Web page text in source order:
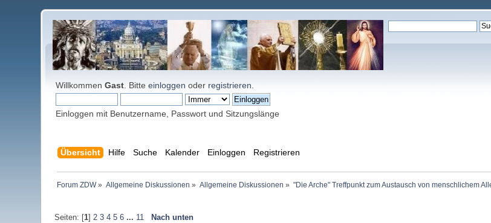
WillkommenGast . Bitteeinloggen oder registrieren
Einloggen mit Benutzername, Passwort und Sitzungslänge
Übersicht Hilfe Suche Kalender Einloggen Registrieren
Forum ZDW» Allgemeine Diskussionen » Allgemeine Diskussionen » "Die Arche" Treffpunkt zum Austausch von menschlichem
Seiten: [1] 2 3 4 5 6 ... 11 Nach unten